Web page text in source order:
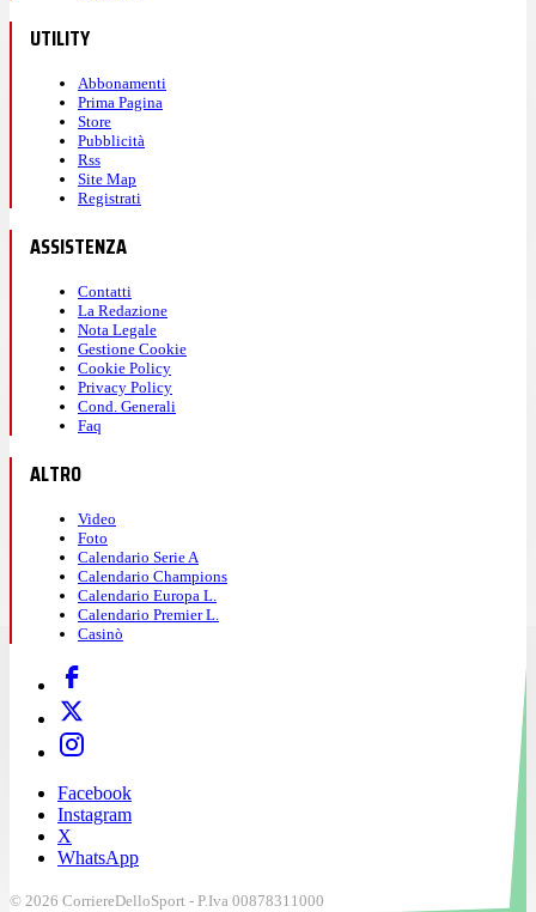
UTILITY
Abbonamenti
Prima Pagina
Store
Pubblicità
Rss
Site Map
Registrati
ASSISTENZA
Contatti
La Redazione
Nota Legale
Gestione Cookie
Cookie Policy
Privacy Policy
Cond. Generali
Faq
ALTRO
Video
Foto
Calendario Serie A
Calendario Champions
Calendario Europa L.
Calendario Premier L.
Casinò
Facebook
Instagram
X
WhatsApp
© 2026 CorriereDelloSport - P.Iva 00878311000